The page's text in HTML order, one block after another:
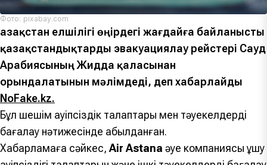
Фото: pixabay.com
Қазақстан елшілігі өңірдегі жағдайға байланысты
қазақстандықтарды эвакуациялау рейстері Сауд
Арабиясының Жидда қаласынан
орындалатынын мәлімдеді, деп хабарлайды
NoFake.kz.
Бұл шешім қауіпсіздік талаптары мен тәуекелдерді
бағалау нәтижесінде қабылданған.
Хабарламаға сәйкес, Air Astana әуе компаниясы ұшу